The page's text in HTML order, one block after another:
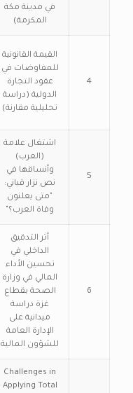
في مدينة مكة
المكرمة)
4
القيمة القانونية
للمفاوضات في
عقود التجارة
الدولية (دراسة
تحليلية مقارنة)
5
اشتغال علامة
(العرب)
وأنساقها في
نص نزار قباني:
"متى يعلنون
وفاة العرب؟"
6
أثر التدقيق
الداخلي في
تحسين الأداء
المالي في وزارة
الصحة بقطاع
غزة دراسة
ميدانية على
الإدارة العامة
للشؤون المالية
Challenges in
Applying Total